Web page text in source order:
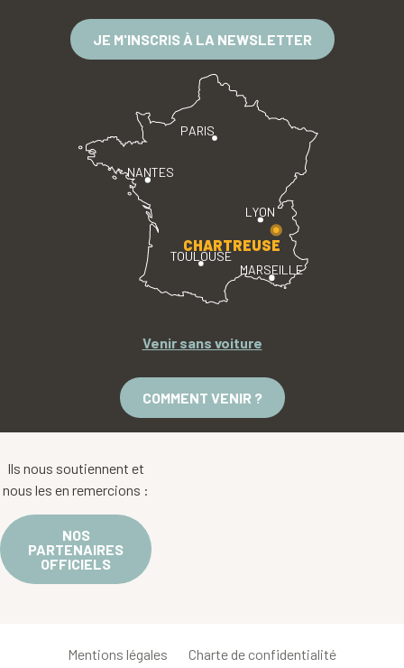
JE M'INSCRIS À LA NEWSLETTER
PARIS
LYON
TOULOUSE
MARSEILLE
NANTES
CHARTREUSE
Venir sans voiture
COMMENT VENIR ?
Ils nous soutiennent et
nous les en remercions :
NOS
PARTENAIRES
OFFICIELS
Mentions légales Charte de confidentialité